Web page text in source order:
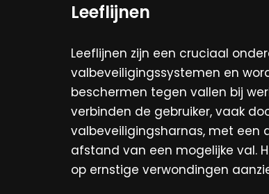
Leeflijnen
Leeflijnen zijn een cruciaal
valbeveiligingssystemen en
beschermen tegen vallen bij
verbinden de gebruiker, vaak
valbeveiligingsharnas, met een
afstand van een mogelijke val.
op ernstige verwondingen